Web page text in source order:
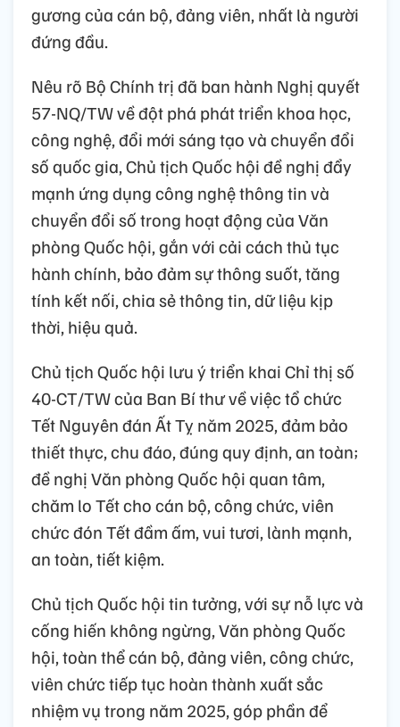
gương của cán bộ, đảng viên, nhất là người
đứng đầu.
Nêu rõ Bộ Chính trị đã ban hành Nghị quyết
57-NQ/TW về đột phá phát triển khoa học,
công nghệ, đổi mới sáng tạo và chuyển đổi
số quốc gia, Chủ tịch Quốc hội đề nghị đẩy
mạnh ứng dụng công nghệ thông tin và
chuyển đổi số trong hoạt động của Văn
phòng Quốc hội, gắn với cải cách thủ tục
hành chính, bảo đảm sự thông suốt, tăng
tính kết nối, chia sẻ thông tin, dữ liệu kịp
thời, hiệu quả.
Chủ tịch Quốc hội lưu ý triển khai Chỉ thị số
40-CT/TW của Ban Bí thư về việc tổ chức
Tết Nguyên đán Ất Tỵ năm 2025, đảm bảo
thiết thực, chu đáo, đúng quy định, an toàn;
đề nghị Văn phòng Quốc hội quan tâm,
chăm lo Tết cho cán bộ, công chức, viên
chức đón Tết đầm ấm, vui tươi, lành mạnh,
an toàn, tiết kiệm.
Chủ tịch Quốc hội tin tưởng, với sự nỗ lực và
cống hiến không ngừng, Văn phòng Quốc
hội, toàn thể cán bộ, đảng viên, công chức,
viên chức tiếp tục hoàn thành xuất sắc
nhiệm vụ trong năm 2025, góp phần để